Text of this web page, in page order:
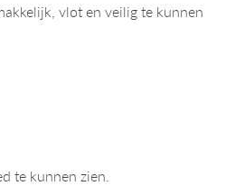
vlot en veilig te kunnen
te kunnen zien.